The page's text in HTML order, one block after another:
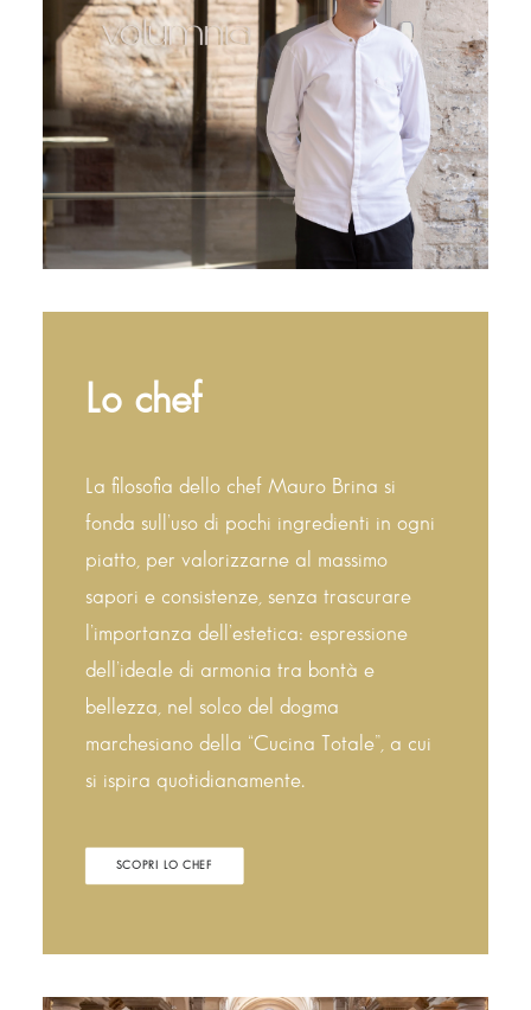
Lo chef
La filosofia dello chef Mauro Brina si
fonda sull’uso di pochi ingredienti in ogni
piatto, per valorizzarne al massimo
sapori e consistenze, senza trascurare
l’importanza dell’estetica: espressione
dell’ideale di armonia tra bontà e
bellezza, nel solco del dogma
marchesiano della “Cucina Totale”, a cui
si ispira quotidianamente.
SCOPRI LO CHEF